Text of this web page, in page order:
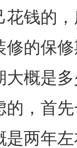
钱的
修的保
大概是
，首
两年